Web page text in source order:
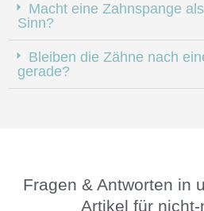
Macht eine Zahnspange
Sinn?
Bleiben die Zähne nach
gerade?
Fragen & Antworten in
Artikel für